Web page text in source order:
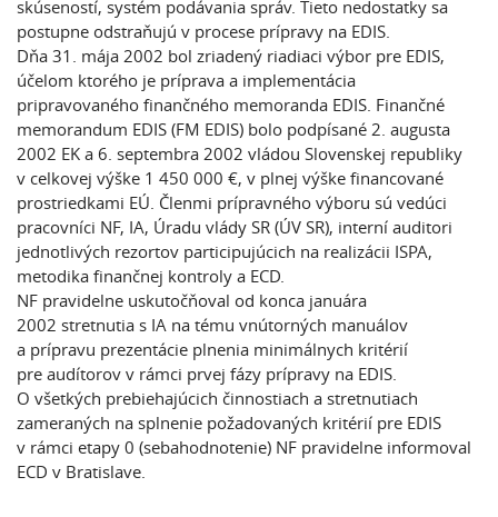
skúseností, systém podávania správ. Tieto nedostatky sa
postupne odstraňujú v procese prípravy na EDIS.
Dňa 31. mája 2002 bol zriadený riadiaci výbor pre EDIS,
účelom ktorého je príprava a implementácia
pripravovaného finančného memoranda EDIS. Finančné
memorandum EDIS (FM EDIS) bolo podpísané 2. augusta
2002 EK a 6. septembra 2002 vládou Slovenskej republiky
v celkovej výške 1 450 000 €, v plnej výške financované
prostriedkami EÚ. Členmi prípravného výboru sú vedúci
pracovníci NF, IA, Úradu vlády SR (ÚV SR), interní auditori
jednotlivých rezortov participujúcich na realizácii ISPA,
metodika finančnej kontroly a ECD.
NF pravidelne uskutočňoval od konca januára
2002 stretnutia s IA na tému vnútorných manuálov
a prípravu prezentácie plnenia minimálnych kritérií
pre audítorov v rámci prvej fázy prípravy na EDIS.
O všetkých prebiehajúcich činnostiach a stretnutiach
zameraných na splnenie požadovaných kritérií pre EDIS
v rámci etapy 0 (sebahodnotenie) NF pravidelne informoval
ECD v Bratislave.